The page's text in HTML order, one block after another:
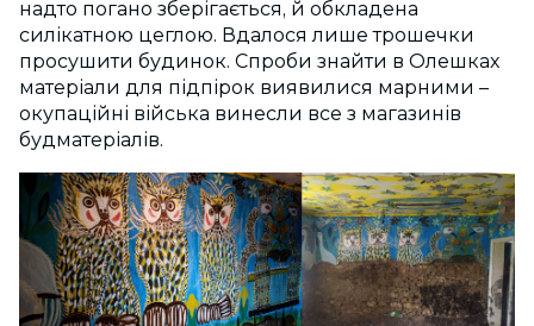
надто погано зберігається, й обкладена
силікатною цеглою. Вдалося лише трошечки
просушити будинок. Спроби знайти в Олешках
матеріали для підпірок виявилися марними –
окупаційні війська винесли все з магазинів
будматеріалів.